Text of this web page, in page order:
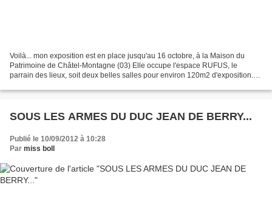
Voilà... mon exposition est en place jusqu'au 16 octobre, à la Maison du
Patrimoine de Châtel-Montagne (03) Elle occupe l'espace RUFUS, le
parrain des lieux, soit deux belles salles pour environ 120m2 d'exposition.
SOUS LES ARMES DU DUC JEAN DE BERRY...
Publié le 10/09/2012 à 10:28
Par miss boll